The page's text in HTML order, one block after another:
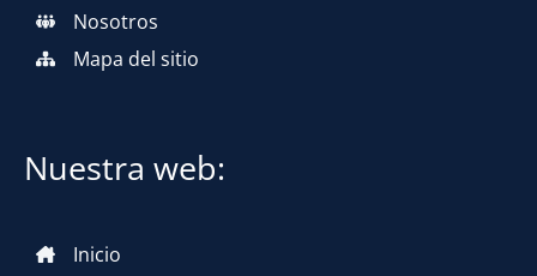
Nosotros
Mapa del sitio
Nuestra web:
Inicio